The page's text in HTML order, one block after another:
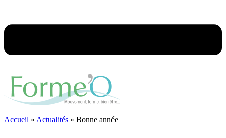
Accueil » Actualités » Bonne année